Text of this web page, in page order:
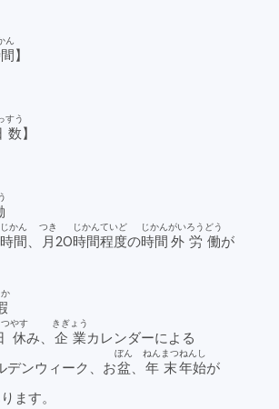
ん
】
数
すう
】
時間
じかん
、 月
つき
20時間
じかん
程度
ていど
の時間
じかん
外
がい
労働
ろうどう
が
休
やす
み、 企業
きぎょう
カレンダーによる
デンウィーク、お盆
ぼん
、 年末
ねんまつ
年始
ねんし
が
ます。